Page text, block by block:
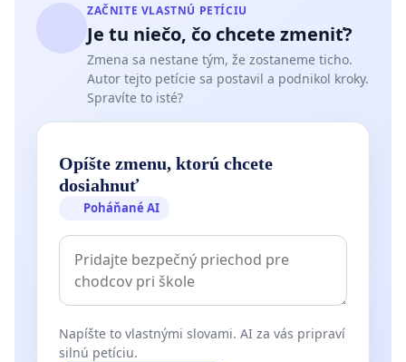
ZAČNITE VLASTNÚ PETÍCIU
Je tu niečo, čo chcete zmeniť?
Zmena sa nestane tým, že zostaneme ticho.
Autor tejto petície sa postavil a podnikol kroky.
Spravíte to isté?
Opíšte zmenu, ktorú chcete
dosiahnuť
Poháňané AI
Napíšte to vlastnými slovami. AI za vás pripraví
silnú petíciu.